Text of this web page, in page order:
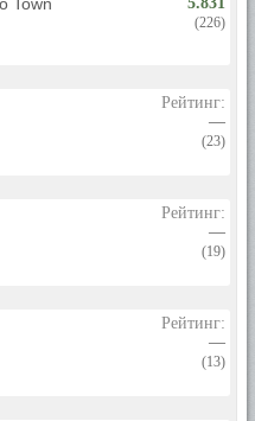
(226)
Рейтинг:
—
(23)
Рейтинг:
—
(19)
Рейтинг:
—
(13)